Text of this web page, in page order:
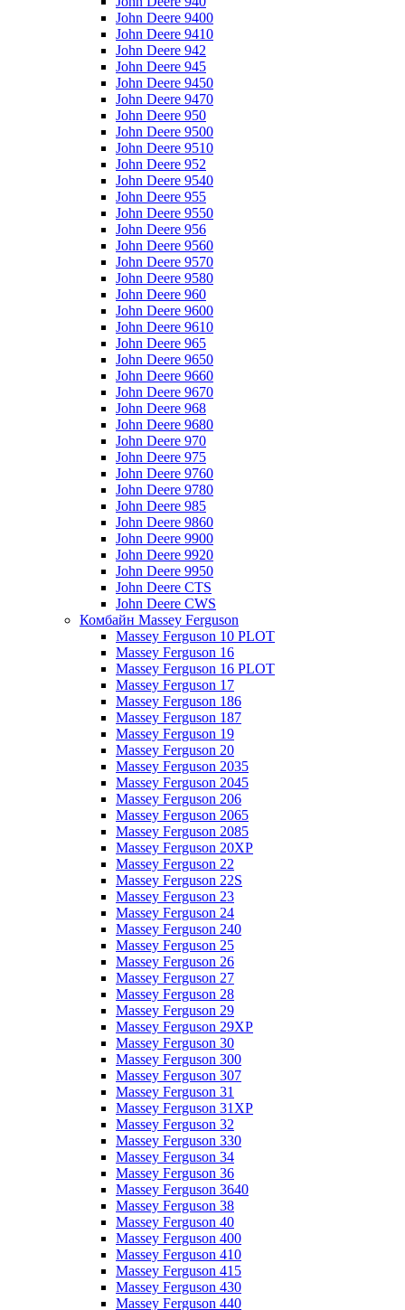
John Deere 9400
John Deere 9410
John Deere 942
John Deere 945
John Deere 9450
John Deere 9470
John Deere 950
John Deere 9500
John Deere 9510
John Deere 952
John Deere 9540
John Deere 955
John Deere 9550
John Deere 956
John Deere 9560
John Deere 9570
John Deere 9580
John Deere 960
John Deere 9600
John Deere 9610
John Deere 965
John Deere 9650
John Deere 9660
John Deere 9670
John Deere 968
John Deere 9680
John Deere 970
John Deere 975
John Deere 9760
John Deere 9780
John Deere 985
John Deere 9860
John Deere 9900
John Deere 9920
John Deere 9950
John Deere CTS
John Deere CWS
Комбайн Massey Ferguson
Massey Ferguson 10 PLOT
Massey Ferguson 16
Massey Ferguson 16 PLOT
Massey Ferguson 17
Massey Ferguson 186
Massey Ferguson 187
Massey Ferguson 19
Massey Ferguson 20
Massey Ferguson 2035
Massey Ferguson 2045
Massey Ferguson 206
Massey Ferguson 2065
Massey Ferguson 2085
Massey Ferguson 20XP
Massey Ferguson 22
Massey Ferguson 22S
Massey Ferguson 23
Massey Ferguson 24
Massey Ferguson 240
Massey Ferguson 25
Massey Ferguson 26
Massey Ferguson 27
Massey Ferguson 28
Massey Ferguson 29
Massey Ferguson 29XP
Massey Ferguson 30
Massey Ferguson 300
Massey Ferguson 307
Massey Ferguson 31
Massey Ferguson 31XP
Massey Ferguson 32
Massey Ferguson 330
Massey Ferguson 34
Massey Ferguson 36
Massey Ferguson 3640
Massey Ferguson 38
Massey Ferguson 40
Massey Ferguson 400
Massey Ferguson 410
Massey Ferguson 415
Massey Ferguson 430
Massey Ferguson 440